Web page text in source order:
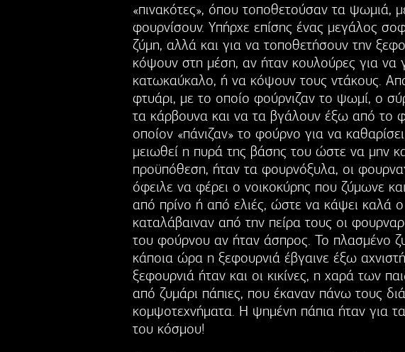
«πινακότες», όπου τοποθετούσαν τα ψωμιά,
φουρνίσουν. Υπήρχε επίσης ένας μεγάλος
ζύμη, αλλά και για να τοποθετήσουν την
κόψουν στη μέση, αν ήταν κουλούρες για να
κατωκαύκαλο, ή να κόψουν τους ντάκους.
φτυάρι, με το οποίο φούρνιζαν το ψωμί, ο
τα κάρβουνα και να τα βγάλουν έξω από το
οποίον «πάνιζαν» το φούρνο για να
μειωθεί η πυρά της βάσης του ώστε να μην
προϋπόθεση, ήταν τα φουρνόξυλα, οι
όφειλε να φέρει ο νοικοκύρης που ζύμωνε
από πρίνο ή από ελιές, ώστε να κάψει καλά
καταλάβαιναν από την πείρα τους οι
του φούρνου αν ήταν άσπρος. Το πλασμένο
κάποια ώρα η ξεφουρνιά έβγαινε έξω
ξεφουρνιά ήταν και οι κικίνες, η χαρά των
από ζυμάρι πάπιες, που έκαναν πάνω τους
κομψοτεχνήματα. Η ψημένη πάπια ήταν για
του κόσμου!